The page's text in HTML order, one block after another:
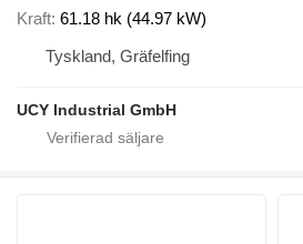
Kraft 61.18 hk (44.97 kW)
Tyskland, Gräfelfing
UCY Industrial GmbH